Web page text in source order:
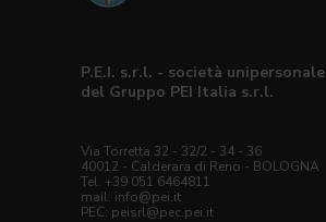
P.E.I. s.r.l. - società unipersonale
del Gruppo PEI Italia s.r.l.
Via Torretta 32 - 32/2 - 34 - 36
40012 - Calderara di Reno - BOLOGNA
Tel. +39 051 6464811
mail: info@pei.it
PEC: peisrl@pec.pei.it